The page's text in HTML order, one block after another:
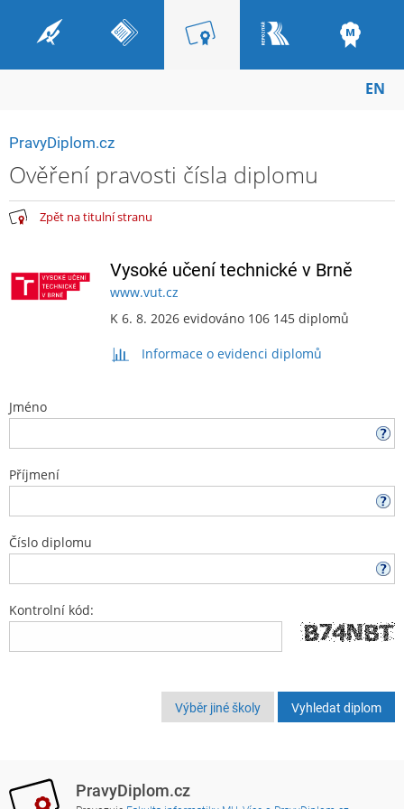
EN
PravyDiplom.cz
Ověření pravosti čísla diplomu
Zpět na titulní stranu
Vysoké učení technické v Brně
www.vut.cz
K 6. 8. 2026 evidováno 106 145 diplomů
Informace o evidenci diplomů
Jméno
Příjmení
Číslo diplomu
Kontrolní kód:
Výběr jiné školy
PravyDiplom.cz